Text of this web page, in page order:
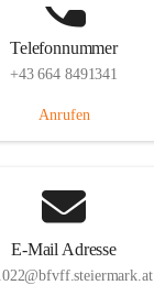
Telefonnummer
+43 664 8491341
Anrufen
E-Mail Adresse